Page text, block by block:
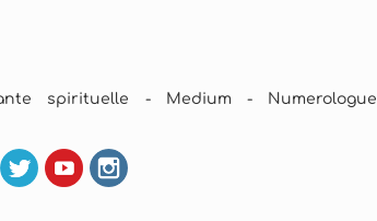
spirituelle - Medium - Numerologue